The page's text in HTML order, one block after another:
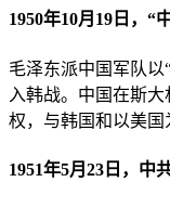
1950年10月19日，“
毛泽东派中国军队以
入韩战。中国在斯
权，与韩国和以美国
1951年5月23日，中